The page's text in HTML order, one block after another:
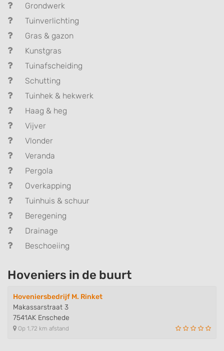
Grondwerk
Tuinverlichting
Gras & gazon
Kunstgras
Tuinafscheiding
Schutting
Tuinhek & hekwerk
Haag & heg
Vijver
Vlonder
Veranda
Pergola
Overkapping
Tuinhuis & schuur
Beregening
Drainage
Beschoeiing
Hoveniers in de buurt
Hoveniersbedrijf M. Rinket
Makassarstraat 3
7541AK Enschede
Op 1,72 km afstand